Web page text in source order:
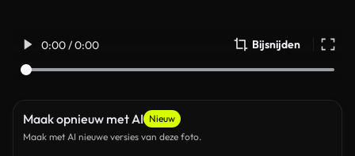
0:00 / 0:00 Bijsnijden
Maak opnieuw met AI Nieuw
Maak met AI nieuwe versies van deze foto.